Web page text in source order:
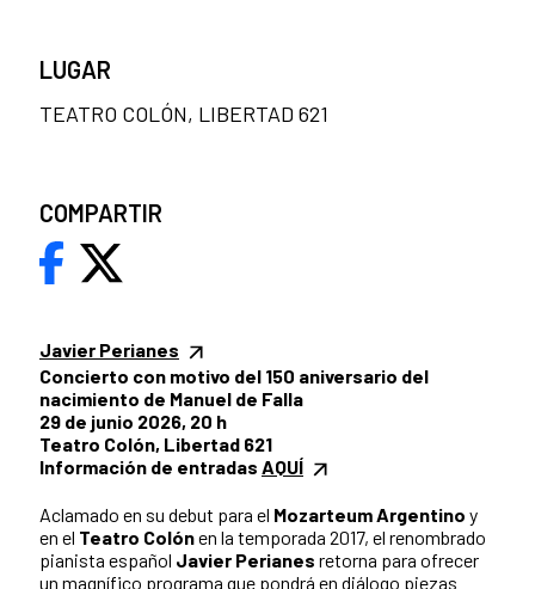
Javier Perianes
Concierto con motivo del 150 aniversario del
nacimiento de Manuel de Falla
29 de junio 2026, 20 h
Teatro Colón, Libertad 621
Información de entradas AQUÍ
Aclamado en su debut para el Mozarteum Argentino y
en el Teatro Colónen la temporada 2017, el renombrado
pianista español Javier Perianes retorna para ofrecer
un magnífico programa que pondrá en diálogo piezas
LUGAR
TEATRO COLÓN, LIBERTAD 621
COMPARTIR